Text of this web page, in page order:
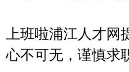
上班啦浦江人才
心不可无，谨慎求